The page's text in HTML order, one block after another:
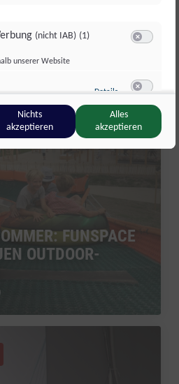
FUNSPACE
OUTDOOR-
(nicht IAB) (1)
unserer Website
Details zu Google GTag
Switch zum
(2)
Switch
Nichts
akzeptieren
Alles
akzeptieren